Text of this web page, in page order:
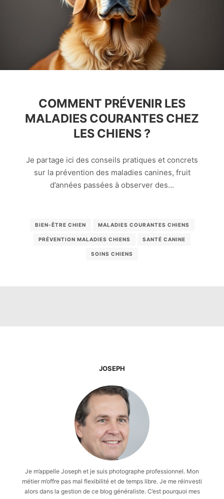
COMMENT PRÉVENIR LES
MALADIES COURANTES CHEZ
LES CHIENS ?
Je partage ici des conseils pratiques et concrets
sur la prévention des maladies canines, fruit
d’années passées à observer des…
BIEN-ÊTRE CHIEN MALADIES COURANTES CHIENS
PRÉVENTION MALADIES CHIENS SANTÉ CANINE
SOINS CHIENS
JOSEPH
Je m’appelle Joseph et je suis photographe professionnel. Mon
métier m’offre pas mal flexibilité et de temps libre. Je me réinvesti
alors dans la gestion de ce blog généraliste. C’est pourquoi mes